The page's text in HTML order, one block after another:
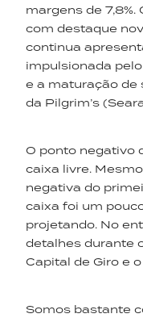
margens de
com destaque
continua
impulsionada
e a maturação
da Pilgrim’s
O ponto negativo
caixa livre.
negativa do
caixa foi um
projetando. No
detalhes durante
Capital de Giro e
Somos bastante